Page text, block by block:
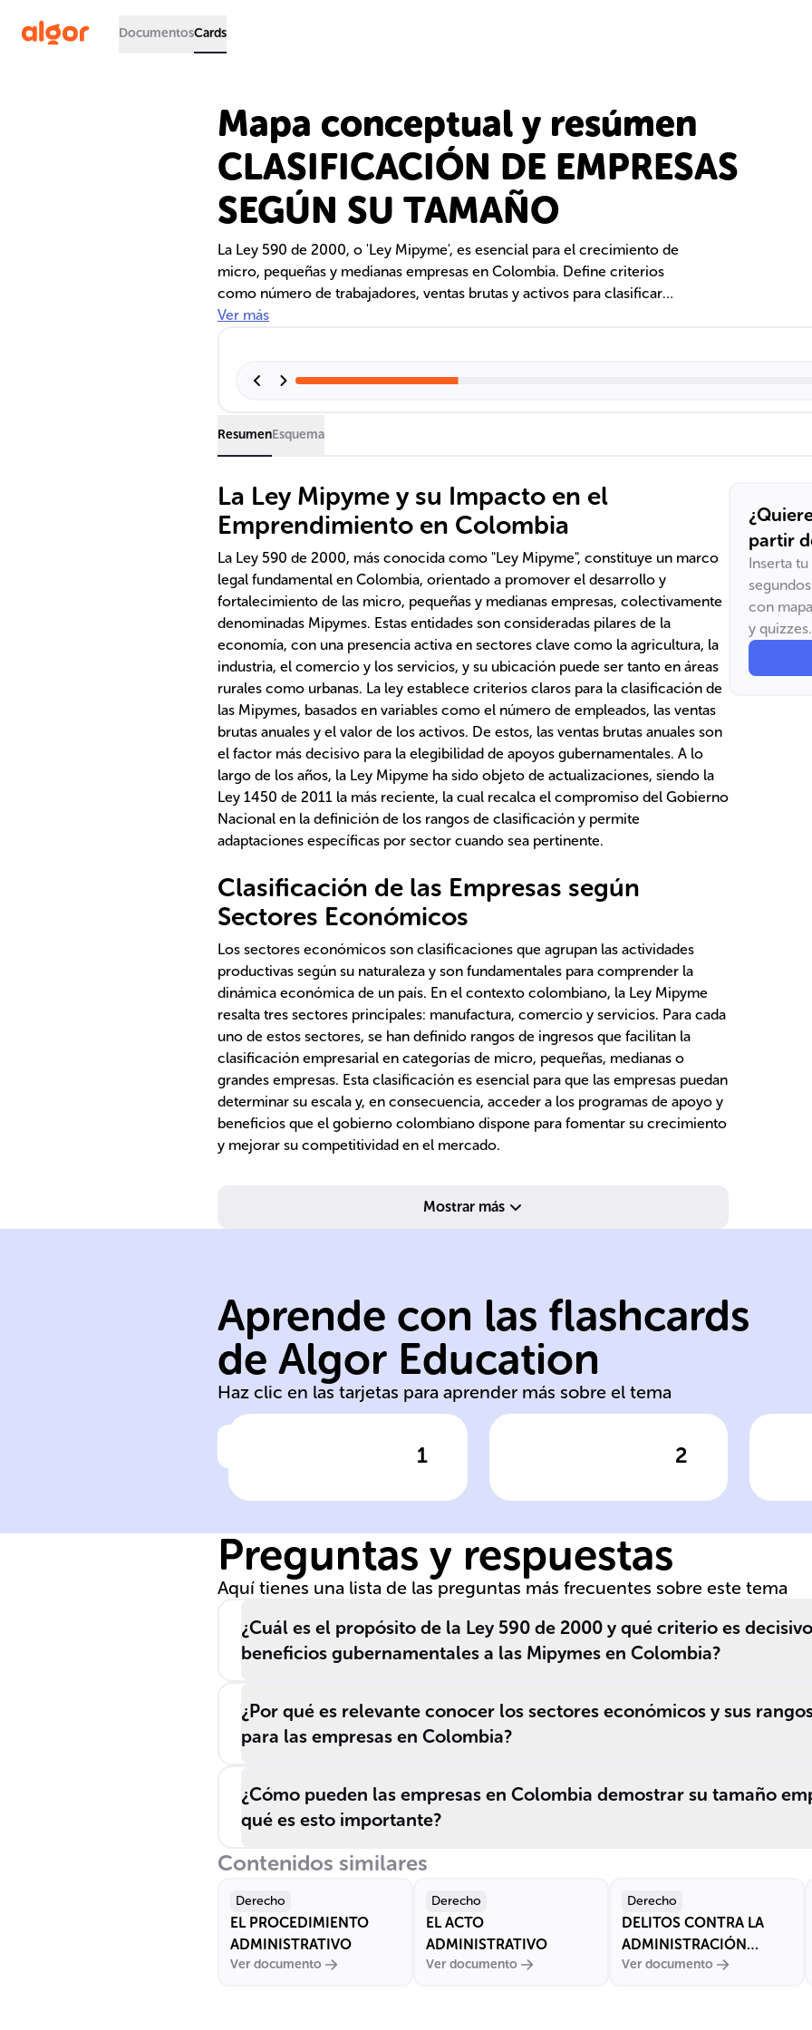
DocumentosCards
Mapa conceptual y resúmen
CLASIFICACIÓN DE EMPRESAS
SEGÚN SU TAMAÑO
La Ley 590 de 2000, o 'Ley Mipyme', es esencial para el crecimiento de
micro, pequeñas y medianas empresas en Colombia. Define criterios
como número de trabajadores, ventas brutas y activos para clasificar
empresas y otorgar beneficios. Con modificaciones hasta 2011, esta ley
Ver más
ResumenEsquema
La Ley Mipyme y su Impacto en el
Emprendimiento en Colombia
La Ley 590 de 2000, más conocida como "Ley Mipyme", constituye un marco
legal fundamental en Colombia, orientado a promover el desarrollo y
fortalecimiento de las micro, pequeñas y medianas empresas, colectivamente
denominadas Mipymes. Estas entidades son consideradas pilares de la
economía, con una presencia activa en sectores clave como la agricultura, la
industria, el comercio y los servicios, y su ubicación puede ser tanto en áreas
rurales como urbanas. La ley establece criterios claros para la clasificación de
las Mipymes, basados en variables como el número de empleados, las ventas
brutas anuales y el valor de los activos. De estos, las ventas brutas anuales son
el factor más decisivo para la elegibilidad de apoyos gubernamentales. A lo
largo de los años, la Ley Mipyme ha sido objeto de actualizaciones, siendo la
Ley 1450 de 2011 la más reciente, la cual recalca el compromiso del Gobierno
Nacional en la definición de los rangos de clasificación y permite
adaptaciones específicas por sector cuando sea pertinente.
Clasificación de las Empresas según
Sectores Económicos
Los sectores económicos son clasificaciones que agrupan las actividades
productivas según su naturaleza y son fundamentales para comprender la
dinámica económica de un país. En el contexto colombiano, la Ley Mipyme
resalta tres sectores principales: manufactura, comercio y servicios. Para cada
uno de estos sectores, se han definido rangos de ingresos que facilitan la
clasificación empresarial en categorías de micro, pequeñas, medianas o
grandes empresas. Esta clasificación es esencial para que las empresas puedan
determinar su escala y, en consecuencia, acceder a los programas de apoyo y
beneficios que el gobierno colombiano dispone para fomentar su crecimiento
y mejorar su competitividad en el mercado.
Mostrar más
partir
Inserta
con
y quizzes.
Aprende con las flashcards
de Algor Education
Haz clic en las tarjetas para aprender más sobre el tema
1
Mipyme', las
definen como
unidades
económicas en
actividades
______, ______,
______.
Haz clic para comprobar la respuesta
agropecuarias
industriales
comerciales
2
beneficios del
tamaño
empresarial se
determina
principalmente
por el valor de
Haz clic para comprobar la respuesta
ventas brutas
Haz
Preguntas y respuestas
Aquí tienes una lista de las preguntas más frecuentes sobre este tema
¿Cuál es el propósito de la Ley 590 de 2000 y qué criterio es
beneficios gubernamentales a las Mipymes en Colombia?
¿Por qué es relevante conocer los sectores económicos y sus
para las empresas en Colombia?
¿Cómo pueden las empresas en Colombia demostrar su tamaño
qué es esto importante?
Contenidos similares
Derecho
EL PROCEDIMIENTO
ADMINISTRATIVO
Ver documento
Derecho
EL ACTO
ADMINISTRATIVO
Ver documento
Derecho
DELITOS CONTRA LA
ADMINISTRACIÓN
PÚBLICA EN COLOMBIA
Ver documento